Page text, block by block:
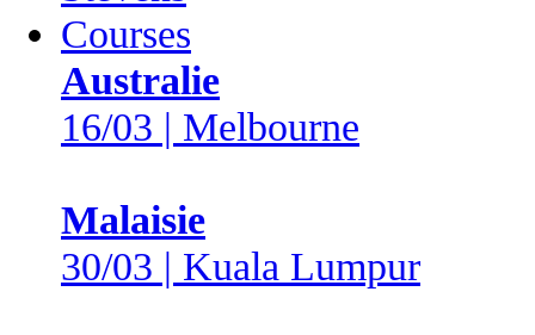
Courses
Australie
16/03 | Melbourne
Malaisie
30/03 | Kuala Lumpur